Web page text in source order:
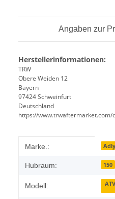
Angaben zur
Herstellerinformationen:
TRW
Obere Weiden 12
Bayern
97424 Schweinfurt
Deutschland
https://
Produkteigenschaft
Wert
Marke.:
Hubraum: 150
Modell: